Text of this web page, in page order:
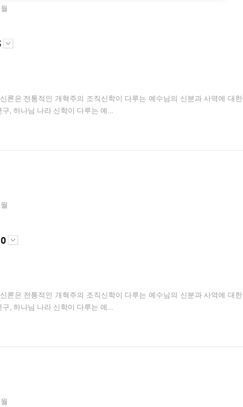
론은 전통적인 개혁주의 조직신학이 다루는 예수님의 신분과 사역에 대한
, 하나님 나라 신학이 다루는 예...
론은 전통적인 개혁주의 조직신학이 다루는 예수님의 신분과 사역에 대한
, 하나님 나라 신학이 다루는 예...